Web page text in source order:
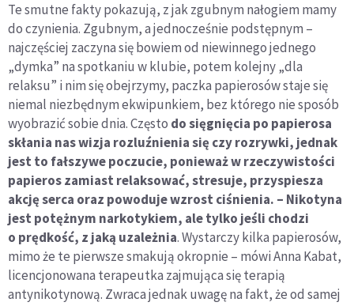
Te smutne fakty pokazują, z jak zgubnym nałogiem mamy
do czynienia. Zgubnym, a jednocześnie podstępnym –
najczęściej zaczyna się bowiem od niewinnego jednego
„dymka” na spotkaniu w klubie, potem kolejny „dla
relaksu” i nim się obejrzymy, paczka papierosów staje się
niemal niezbędnym ekwipunkiem, bez którego nie sposób
wyobrazić sobie dnia. Często do sięgnięcia po papierosa
skłania nas wizja rozluźnienia się czy rozrywki, jednak
jest to fałszywe poczucie, ponieważ w rzeczywistości
papieros zamiast relaksować, stresuje, przyspiesza
akcję serca oraz powoduje wzrost ciśnienia. – Nikotyna
jest potężnym narkotykiem, ale tylko jeśli chodzi
o prędkość, z jaką uzależnia. Wystarczy kilka papierosów,
mimo że te pierwsze smakują okropnie – mówi Anna Kabat,
licencjonowana terapeutka zajmująca się terapią
antynikotynową. Zwraca jednak uwagę na fakt, że od samej